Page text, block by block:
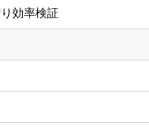
効率検証